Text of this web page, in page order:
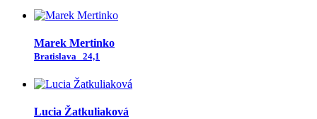
Marek Mertinko
Bratislava 24,1
Lucia Žatkuliaková